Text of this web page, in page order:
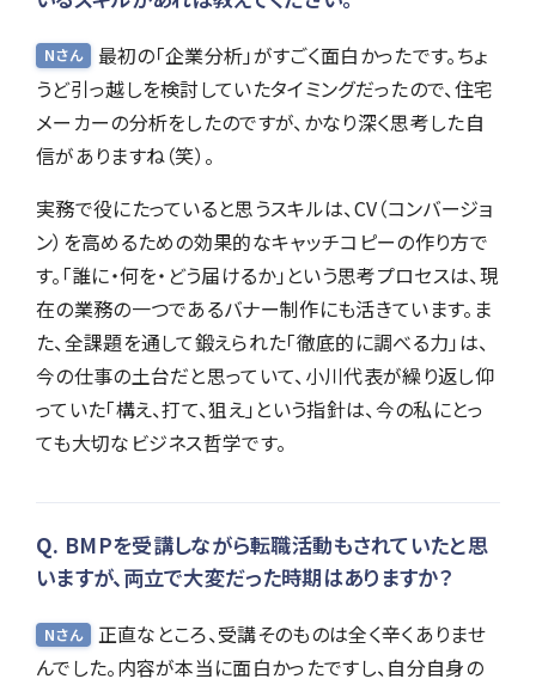
Nさん
最初の「企業分析」がすごく面白かったです。ちょ
うど引っ越しを検討していたタイミングだったので、住宅
メーカーの分析をしたのですが、かなり深く思考した自
信がありますね（笑）。
実務で役にたっていると思うスキルは、CV（コンバージョ
ン）を高めるための効果的なキャッチコピーの作り方で
す。「誰に・何を・どう届けるか」という思考プロセスは、現
在の業務の一つであるバナー制作にも活きています。ま
た、全課題を通して鍛えられた「徹底的に調べる力」は、
今の仕事の土台だと思っていて、小川代表が繰り返し仰
っていた「構え、打て、狙え」という指針は、今の私にとっ
ても大切なビジネス哲学です。
BMPを受講しながら転職活動もされていたと思
いますが、両立で大変だった時期はありますか？
Nさん
正直なところ、受講そのものは全く辛くありませ
んでした。内容が本当に面白かったですし、自分自身の